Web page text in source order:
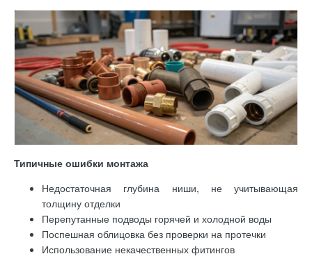
Типичные ошибки монтажа
Недостаточная глубина ниши, не учитывающая
толщину отделки
Перепутанные подводы горячей и холодной воды
Поспешная облицовка без проверки на протечки
Использование некачественных фитингов